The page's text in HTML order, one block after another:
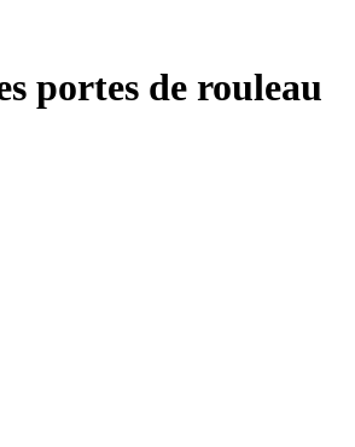
portes de rouleau